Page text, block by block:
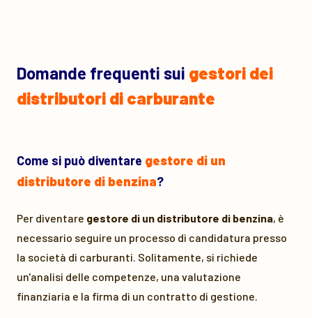
Domande frequenti sui gestori dei
distributori di carburante
Come si può diventare gestore di un
distributore di benzina?
Per diventare gestore di un distributore di benzina, è
necessario seguire un processo di candidatura presso
la società di carburanti. Solitamente, si richiede
un'analisi delle competenze, una valutazione
finanziaria e la firma di un contratto di gestione.